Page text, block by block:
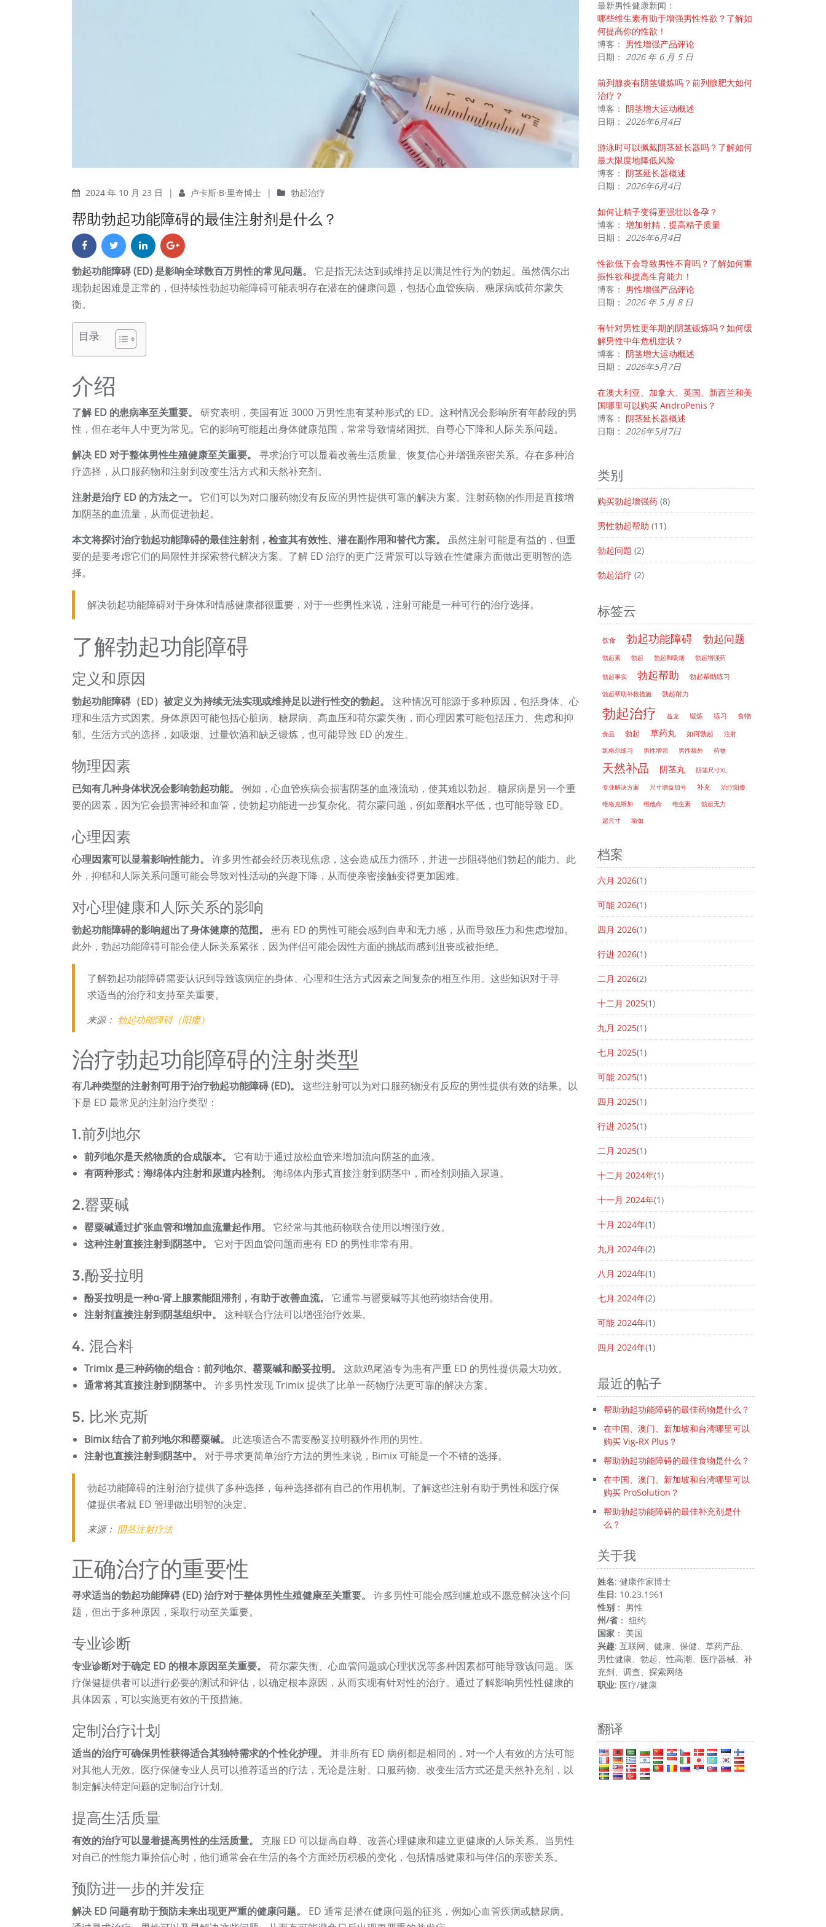
2024 年 10 月 23 日 | 卢卡斯·B·里奇博士 | 勃起治疗
帮助勃起功能障碍的最佳注射剂是什么？
勃起功能障碍 (ED) 是影响全球数百万男性的常见问题。
它是指无法达到或维持足以满足性行为的勃起。虽然偶尔出
现勃起困难是正常的，但持续性勃起功能障碍可能表明存在潜在的健康问题，包括心血管疾病、糖尿病或荷尔蒙失
衡。
目录
介绍
了解 ED 的患病率至关重要。
研究表明，美国有近 3000 万男性患有某种形式的 ED。这种情况会影响所有年龄段的男
性，但在老年人中更为常见。它的影响可能超出身体健康范围，常常导致情绪困扰、自尊心下降和人际关系问题。
解决 ED 对于整体男性生殖健康至关重要。
寻求治疗可以显着改善生活质量、恢复信心并增强亲密关系。存在多种治
疗选择，从口服药物和注射到改变生活方式和天然补充剂。
注射是治疗 ED 的方法之一。
它们可以为对口服药物没有反应的男性提供可靠的解决方案。注射药物的作用是直接增
加阴茎的血流量，从而促进勃起。
本文将探讨治疗勃起功能障碍的最佳注射剂，检查其有效性、潜在副作用和替代方案。
虽然注射可能是有益的，但重
要的是要考虑它们的局限性并探索替代解决方案。了解 ED 治疗的更广泛背景可以导致在性健康方面做出更明智的选
择。
解决勃起功能障碍对于身体和情感健康都很重要，对于一些男性来说，注射可能是一种可行的治疗选择。
了解勃起功能障碍
定义和原因
勃起功能障碍（ED）被定义为持续无法实现或维持足以进行性交的勃起。
这种情况可能源于多种原因，包括身体、心
理和生活方式因素。身体原因可能包括心脏病、糖尿病、高血压和荷尔蒙失衡，而心理因素可能包括压力、焦虑和抑
郁。生活方式的选择，如吸烟、过量饮酒和缺乏锻炼，也可能导致 ED 的发生。
物理因素
已知有几种身体状况会影响勃起功能。
例如，心血管疾病会损害阴茎的血液流动，使其难以勃起。糖尿病是另一个重
要的因素，因为它会损害神经和血管，使勃起功能进一步复杂化。荷尔蒙问题，例如睾酮水平低，也可能导致 ED。
心理因素
心理因素可以显着影响性能力。
许多男性都会经历表现焦虑，这会造成压力循环，并进一步阻碍他们勃起的能力。此
外，抑郁和人际关系问题可能会导致对性活动的兴趣下降，从而使亲密接触变得更加困难。
对心理健康和人际关系的影响
勃起功能障碍的影响超出了身体健康的范围。
患有 ED 的男性可能会感到自卑和无力感，从而导致压力和焦虑增加。
此外，勃起功能障碍可能会使人际关系紧张，因为伴侣可能会因性方面的挑战而感到沮丧或被拒绝。
了解勃起功能障碍需要认识到导致该病症的身体、心理和生活方式因素之间复杂的相互作用。这些知识对于寻
求适当的治疗和支持至关重要。
来源： 勃起功能障碍（阳痿）
治疗勃起功能障碍的注射类型
有几种类型的注射剂可用于治疗勃起功能障碍 (ED)。
这些注射可以为对口服药物没有反应的男性提供有效的结果。以
下是 ED 最常见的注射治疗类型：
1.前列地尔
前列地尔是天然物质的合成版本。
它有助于通过放松血管来增加流向阴茎的血液。
有两种形式：海绵体内注射和尿道内栓剂。
海绵体内形式直接注射到阴茎中，而栓剂则插入尿道。
2.罂粟碱
罂粟碱通过扩张血管和增加血流量起作用。
它经常与其他药物联合使用以增强疗效。
这种注射直接注射到阴茎中。
它对于因血管问题而患有 ED 的男性非常有用。
3.酚妥拉明
酚妥拉明是一种α-肾上腺素能阻滞剂，有助于改善血流。
它通常与罂粟碱等其他药物结合使用。
注射剂直接注射到阴茎组织中。
这种联合疗法可以增强治疗效果。
4. 混合料
Trimix 是三种药物的组合：前列地尔、罂粟碱和酚妥拉明。
这款鸡尾酒专为患有严重 ED 的男性提供最大功效。
通常将其直接注射到阴茎中。
许多男性发现 Trimix 提供了比单一药物疗法更可靠的解决方案。
5. 比米克斯
Bimix 结合了前列地尔和罂粟碱。
此选项适合不需要酚妥拉明额外作用的男性。
注射也直接注射到阴茎中。
对于寻求更简单治疗方法的男性来说，Bimix 可能是一个不错的选择。
勃起功能障碍的注射治疗提供了多种选择，每种选择都有自己的作用机制。了解这些注射有助于男性和医疗保
健提供者就 ED 管理做出明智的决定。
来源： 阴茎注射疗法
正确治疗的重要性
寻求适当的勃起功能障碍 (ED) 治疗对于整体男性生殖健康至关重要。
许多男性可能会感到尴尬或不愿意解决这个问
题，但出于多种原因，采取行动至关重要。
专业诊断
专业诊断对于确定 ED 的根本原因至关重要。
荷尔蒙失衡、心血管问题或心理状况等多种因素都可能导致该问题。医
疗保健提供者可以进行必要的测试和评估，以确定根本原因，从而实现有针对性的治疗。通过了解影响男性性健康的
具体因素，可以实施更有效的干预措施。
定制治疗计划
适当的治疗可确保男性获得适合其独特需求的个性化护理。
并非所有 ED 病例都是相同的，对一个人有效的方法可能
对其他人无效。医疗保健专业人员可以推荐适当的疗法，无论是注射、口服药物、改变生活方式还是天然补充剂，以
制定解决特定问题的定制治疗计划。
提高生活质量
有效的治疗可以显着提高男性的生活质量。
克服 ED 可以提高自尊、改善心理健康和建立更健康的人际关系。当男性
对自己的性能力重拾信心时，他们通常会在生活的各个方面经历积极的变化，包括情感健康和与伴侣的亲密关系。
预防进一步的并发症
解决 ED 问题有助于预防未来出现更严重的健康问题。
ED 通常是潜在健康问题的征兆，例如心血管疾病或糖尿病。
最新男性健康新闻：
哪些维生素有助于增强男性性欲？了解如
何提高你的性欲！
博客： 男性增强产品评论
日期： 2026 年 6 月 5 日
前列腺炎有阴茎锻炼吗？前列腺肥大如何
治疗？
博客： 阴茎增大运动概述
日期： 2026年6月4日
游泳时可以佩戴阴茎延长器吗？了解如何
最大限度地降低风险
博客： 阴茎延长器概述
日期： 2026年6月4日
如何让精子变得更强壮以备孕？
博客： 增加射精，提高精子质量
日期： 2026年6月4日
性欲低下会导致男性不育吗？了解如何重
振性欲和提高生育能力！
博客： 男性增强产品评论
日期： 2026 年 5 月 8 日
有针对男性更年期的阴茎锻炼吗？如何缓
解男性中年危机症状？
博客： 阴茎增大运动概述
日期： 2026年5月7日
在澳大利亚、加拿大、英国、新西兰和美
国哪里可以购买 AndroPenis？
博客： 阴茎延长器概述
日期： 2026年5月7日
类别
购买勃起增强药 (8)
男性勃起帮助 (11)
勃起问题 (2)
勃起治疗 (2)
标签云
饮食 勃起功能障碍 勃起问题
勃起素 勃起 勃起和吸烟 勃起增强药
勃起事实 勃起帮助 勃起帮助练习
勃起帮助补救措施 勃起耐力
勃起治疗 益龙 锻炼 练习 食物
食品 勃起 草药丸 如何勃起
注射
凯格尔练习
男性增强 男性额外 药物
天然补品 阴茎丸
阴茎尺寸XL
专业解决方案
尺寸增益加号 补充
治疗阳痿
维格克斯加
维他命 维生素
勃起无力
超尺寸
瑜伽
档案
六月 2026(1)
可能 2026(1)
四月 2026(1)
行进 2026(1)
二月 2026(2)
十二月 2025(1)
九月 2025(1)
七月 2025(1)
可能 2025(1)
四月 2025(1)
行进 2025(1)
二月 2025(1)
十二月 2024年(1)
十一月 2024年(1)
十月 2024年(1)
九月 2024年(2)
八月 2024年(1)
七月 2024年(2)
可能 2024年(1)
四月 2024年(1)
最近的帖子
帮助勃起功能障碍的最佳药物是什么？
在中国、澳门、新加坡和台湾哪里可以
购买 Vig-RX Plus？
帮助勃起功能障碍的最佳食物是什么？
在中国、澳门、新加坡和台湾哪里可以
购买 ProSolution？
帮助勃起功能障碍的最佳补充剂是什
么？
关于我
姓名: 健康作家博士
生日: 10.23.1961
性别 ： 男性
州/省： 纽约
国家 ： 美国
兴趣: 互联网、健康、保健、草药产品、
男性健康、勃起、性高潮、医疗器械、补
充剂、调查、探索网络
职业: 医疗/健康
翻译